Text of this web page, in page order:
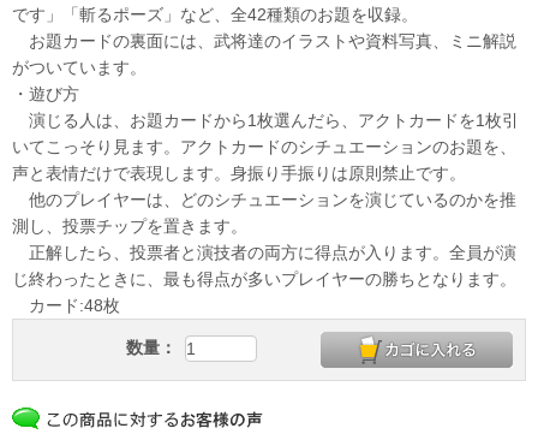
です」「斬るポーズ」など、全42種類のお題を収録。
お題カードの裏面には、武将達のイラストや資料写真、ミニ解説
がついています。
・遊び方
演じる人は、お題カードから1枚選んだら、アクトカードを1枚引
いてこっそり見ます。アクトカードのシチュエーションのお題を、
声と表情だけで表現します。身振り手振りは原則禁止です。
他のプレイヤーは、どのシチュエーションを演じているのかを推
測し、投票チップを置きます。
正解したら、投票者と演技者の両方に得点が入ります。全員が演
じ終わったときに、最も得点が多いプレイヤーの勝ちとなります。
カード:48枚
数量：